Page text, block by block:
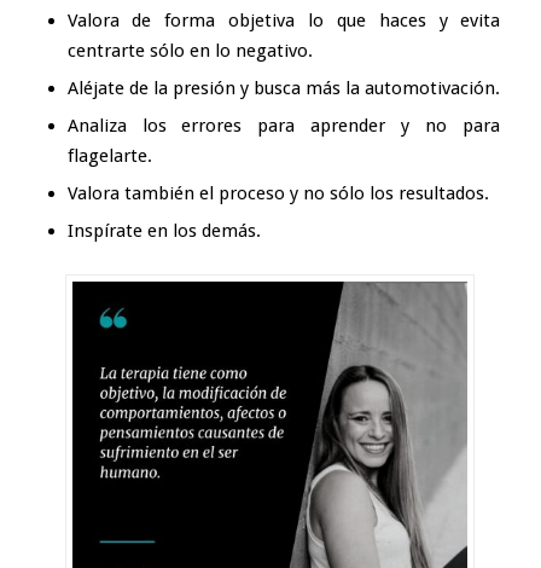
Valora de forma objetiva lo que haces y evita
centrarte sólo en lo negativo.
Aléjate de la presión y busca más la automotivación.
Analiza los errores para aprender y no para
flagelarte.
Valora también el proceso y no sólo los resultados.
Inspírate en los demás.